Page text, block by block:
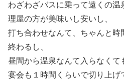
わざわざバスに乗って遠くの
理屋の方が美味いし安いし、
打ち合わせなんて、ちゃんと時
終わるし、
昼間から温泉なんて入らなくて
宴会も１時間くらいで切り上げ